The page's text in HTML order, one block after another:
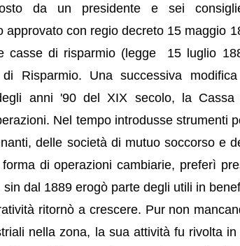
da un presidente e sei
con regio decreto 15 maggio
casse di risparmio (legge 15 luglio
Risparmio. Una successiva
anni '90 del XIX secolo, la
Nel tempo introdusse strumenti
delle società di mutuo soccorso e
di operazioni cambiarie, preferì
dal 1889 erogò parte degli utili in
ritornò a crescere. Pur non
nella zona, la sua attività fu rivolta